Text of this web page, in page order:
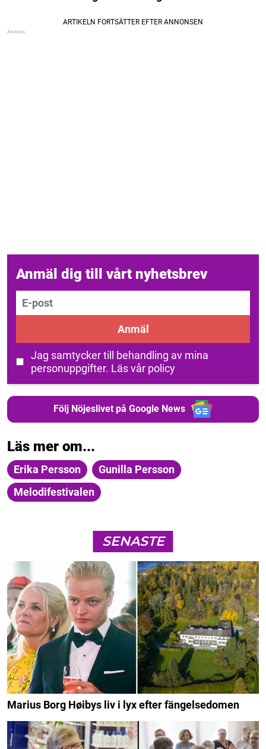
Anmäl dig till vårt nyhetsbrev
E-post
Anmäl
Jag samtycker till behandling av mina
personuppgifter. Läs vår policy
Följ Nöjeslivet på Google News
Läs mer om...
Erika Persson
Gunilla Persson
Melodifestivalen
SENASTE
Marius Borg Høibys liv i lyx efter fängelsedomen